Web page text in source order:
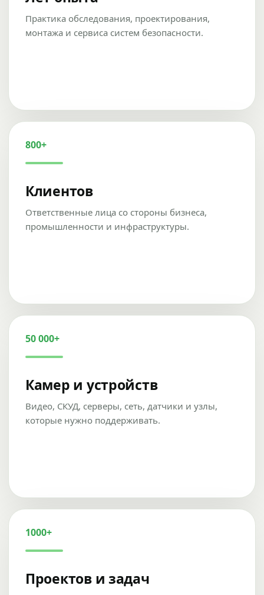
Практика обследования, проектирования,
монтажа и сервиса систем безопасности.
800+
Клиентов
Ответственные лица со стороны бизнеса,
промышленности и инфраструктуры.
50 000+
Камер и устройств
Видео, СКУД, серверы, сеть, датчики и узлы,
которые нужно поддерживать.
1000+
Проектов и задач